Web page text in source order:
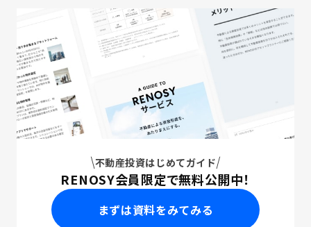
不動産投資はじめてガイド
RENOSY会員限定で無料公開中！
まずは資料をみてみる